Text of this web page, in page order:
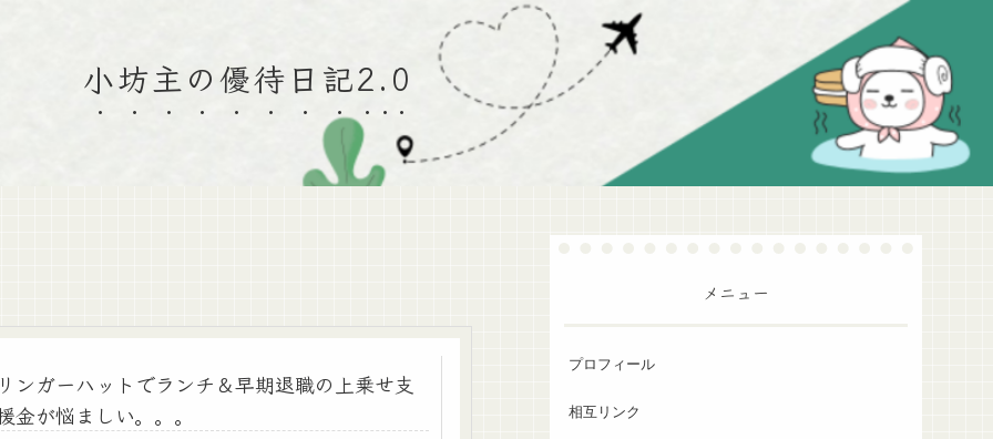
小坊主の優待日記2.0
ンガーハットでランチ＆早期退職の上乗せ支
金が悩ましい。。。
メニュー
プロフィール
相互リンク